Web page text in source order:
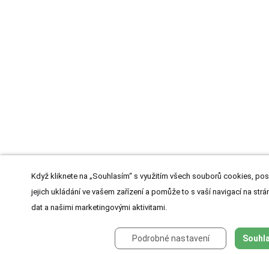
Když kliknete na „Souhlasím“ s využitím všech souborů cookies,
jejich ukládání ve vašem zařízení a pomůže to s vaší navigací na
dat a našimi marketingovými aktivitami.
Podrobné nastavení